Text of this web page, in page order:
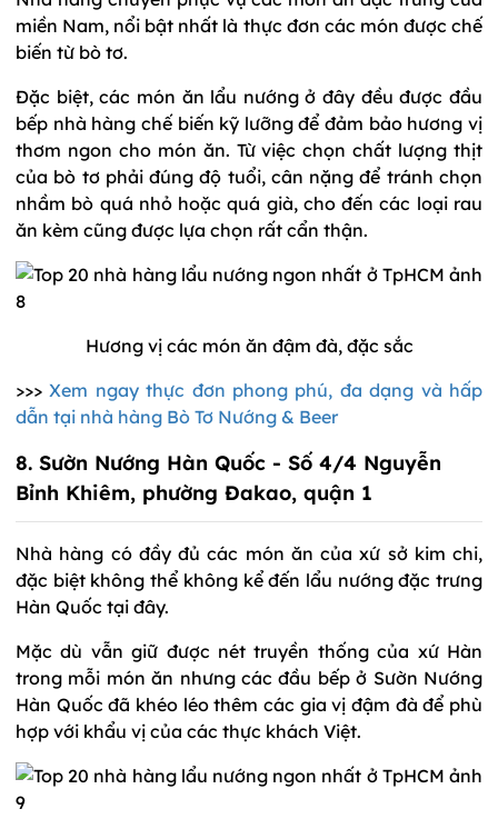
miền Nam, nổi bật nhất là thực đơn các món được chế
biến từ bò tơ.
Đặc biệt, các món ăn lẩu nướng ở đây đều được đầu
bếp nhà hàng chế biến kỹ lưỡng để đảm bảo hương vị
thơm ngon cho món ăn. Từ việc chọn chất lượng thịt
của bò tơ phải đúng độ tuổi, cân nặng để tránh chọn
nhầm bò quá nhỏ hoặc quá già, cho đến các loại rau
ăn kèm cũng được lựa chọn rất cẩn thận.
Hương vị các món ăn đậm đà, đặc sắc
>>> Xem ngay thực đơn phong phú, đa dạng và hấp
dẫn tại nhà hàng Bò Tơ Nướng & Beer
8. Sườn Nướng Hàn Quốc - Số 4/4 Nguyễn
Bỉnh Khiêm, phường Đakao, quận 1
Nhà hàng có đầy đủ các món ăn của xứ sở kim chi,
đặc biệt không thể không kể đến lẩu nướng đặc trưng
Hàn Quốc tại đây.
Mặc dù vẫn giữ được nét truyền thống của xứ Hàn
trong mỗi món ăn nhưng các đầu bếp ở Sườn Nướng
Hàn Quốc đã khéo léo thêm các gia vị đậm đà để phù
hợp với khẩu vị của các thực khách Việt.